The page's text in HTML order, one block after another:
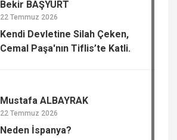
Bekir BAŞYURT
22 Temmuz 2026
Kendi Devletine Silah Çeken,
Cemal Paşa'nın Tiflis’te Katli.
Mustafa ALBAYRAK
22 Temmuz 2026
Neden İspanya?